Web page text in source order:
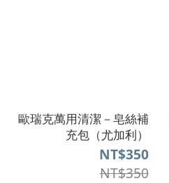
歐瑞克萬用清潔－皂絲補
充包（尤加利）
NT$350
NT$350